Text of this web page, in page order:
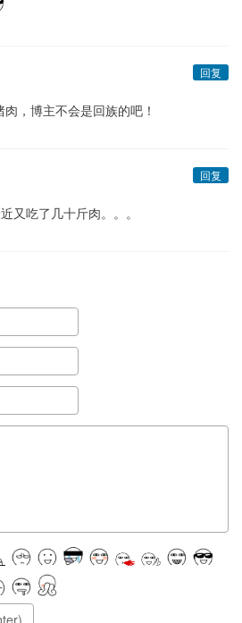
回复
，博主不会是回族的吧！
回复
又吃了几十斤肉。。。